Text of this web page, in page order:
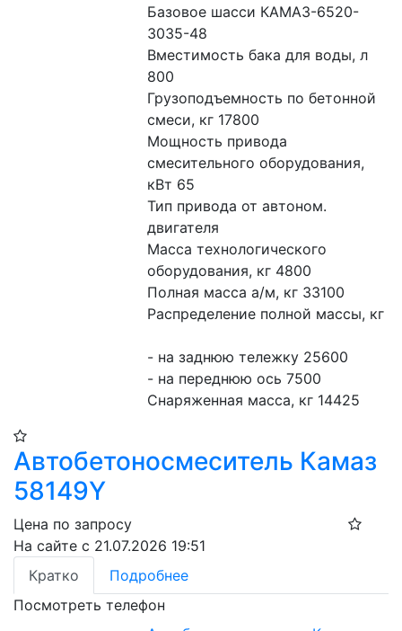
Базовое шасси КАМАЗ-6520-
3035-48
Вместимость бака для воды, л
800
Грузоподъемность по бетонной
смеси, кг 17800
Мощность привода
смесительного оборудования,
кВт 65
Тип привода от автоном.
двигателя
Масса технологического
оборудования, кг 4800
Полная масса а/м, кг 33100
Распределение полной массы, кг
- на заднюю тележку 25600
- на переднюю ось 7500
Снаряженная масса, кг 14425
Автобетоносмеситель Камаз
58149Y
Цена по запросу
На сайте с 21.07.2026 19:51
Кратко
Подробнее
Посмотреть телефон